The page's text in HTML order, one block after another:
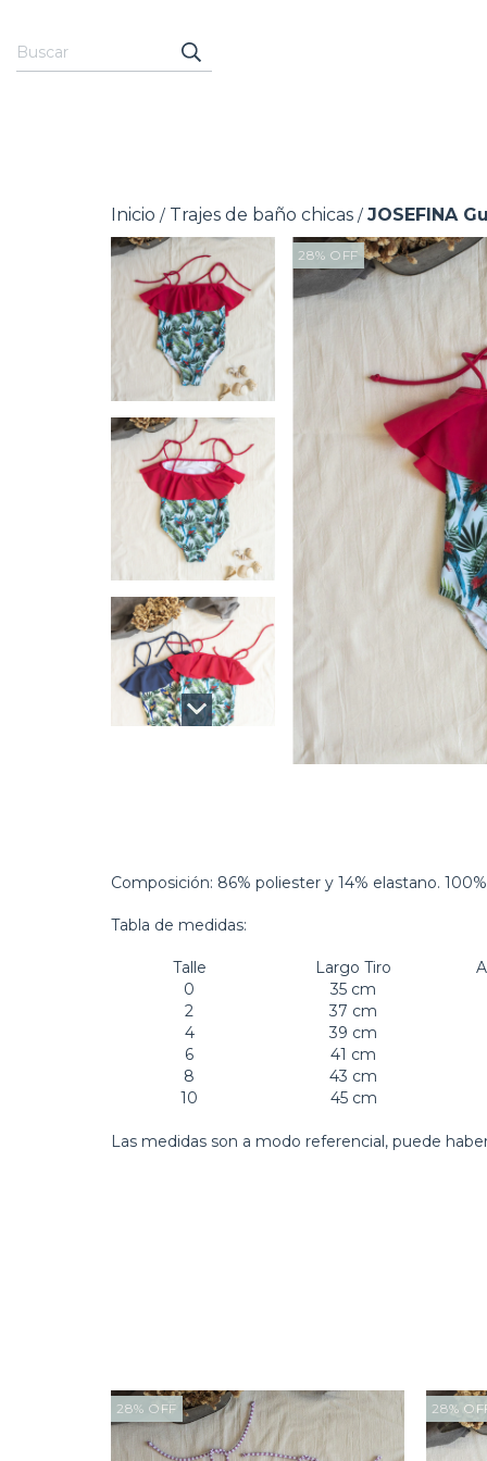
Inicio / Trajes de baño chicas / JOSEFINA
28% OFF
Composición: 86% poliester y 14% elastano.
Tabla de medidas:
Talle Largo Tiro
0
35 cm
2
37 cm
4
39 cm
6
41 cm
8
43 cm
10
45 cm
Las medidas son a modo referencial, puede
28% OFF 28%